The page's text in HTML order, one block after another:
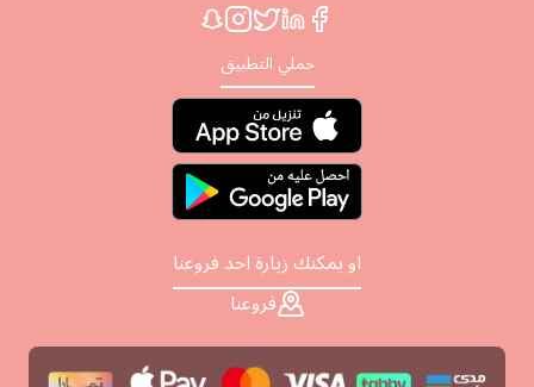
حملي التطبيق
او يمكنك زيارة احد فروعنا
فروعنا